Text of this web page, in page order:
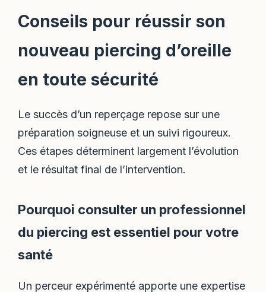
Conseils pour réussir son
nouveau piercing d’oreille
en toute sécurité
Le succès d’un reperçage repose sur une
préparation soigneuse et un suivi rigoureux.
Ces étapes déterminent largement l’évolution
et le résultat final de l’intervention.
Pourquoi consulter un professionnel
du piercing est essentiel pour votre
santé
Un perceur expérimenté apporte une expertise